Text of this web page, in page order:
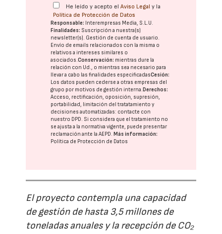
He leído y acepto elAviso Legal y la
Política de Protección de Datos
Responsable: Interempresas Media, S.L.U.
Finalidades: Suscripción a nuestra(s)
newsletter(s). Gestión de cuenta de usuario.
Envío de emails relacionados con la misma o
relativos a intereses similares o
asociados.Conservación: mientras dure la
relación con Ud., o mientras sea necesario para
llevar a cabo las finalidades especificadasCesión:
Los datos pueden cederse a otras empresas del
grupo por motivos de gestión interna.Derechos:
Acceso, rectificación, oposición, supresión,
portabilidad, limitación del tratatamiento y
decisiones automatizadas: contacte con
nuestro DPD . Si considera que el tratamiento no
se ajusta a la normativa vigente, puede presentar
reclamación ante laAEPD .Más información:
Política de Protección de Datos
El proyecto contempla una capacidad
de gestión de hasta 3,5 millones de
toneladas anuales y la recepción de CO₂